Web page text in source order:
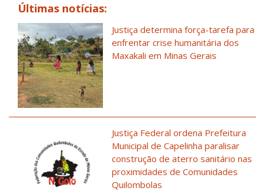
Últimas notícias:
Justiça determina força-tarefa para
enfrentar crise humanitária dos
Maxakali em Minas Gerais
Justiça Federal ordena Prefeitura
Municipal de Capelinha paralisar
construção de aterro sanitário nas
proximidades de Comunidades
Quilombolas